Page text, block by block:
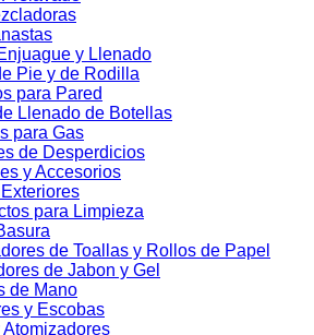
y Llenado
Pie y de Rodilla
para Pared
Llenado de Botellas
para Gas
de Desperdicios
y Accesorios
para Limpieza
de Toallas y Rollos de Papel
de Jabon y Gel
de Mano
y Escobas